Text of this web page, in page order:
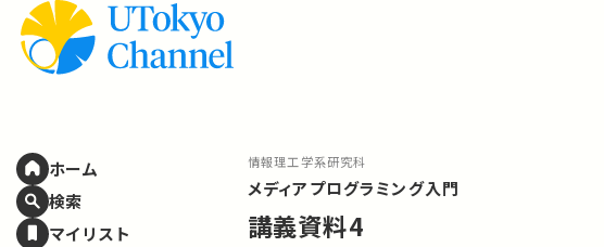
ホーム
検索
マイリスト
情報理工学系研究科
メディアプログラミング入門
講義資料4